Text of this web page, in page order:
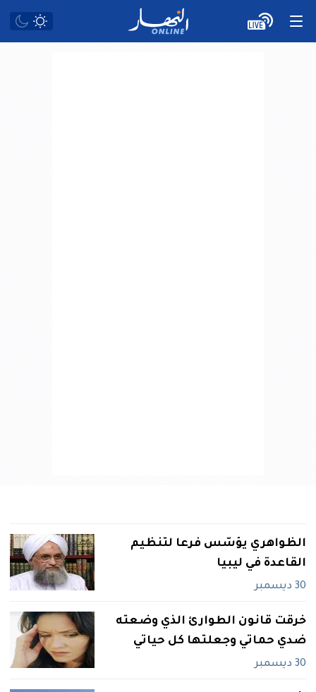
الظواهري‮ ‬يؤسّس فرعا لتنظيم
القاعدة في‮ ‬ليبيا
30 ديسمبر
خرقت قانون الطوارئ الذي‮ ‬وضعته
ضدي‮ ‬حماتي‮ ‬وجعلتها كل حياتي‮‬
30 ديسمبر